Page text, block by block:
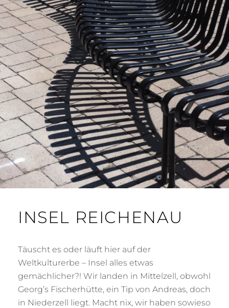
INSEL REICHENAU
Täuscht es oder läuft hier auf der
Weltkulturerbe – Insel alles etwas
gemächlicher?! Wir landen in Mittelzell, obwohl
Georg’s Fischerhütte, ein Tip von Andreas, doch
in Niederzell liegt. Macht nix, wir haben sowieso